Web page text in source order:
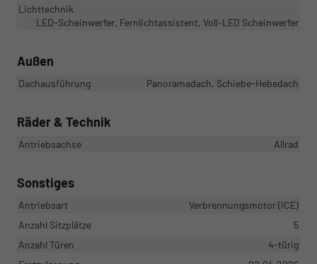
Lichttechnik
LED-Scheinwerfer, Fernlichtassistent, Voll-LED Scheinwerfer
Außen
Dachausführung Panoramadach, Schiebe-Hebedach
Räder & Technik
Antriebsachse Allrad
Sonstiges
Antriebsart
Verbrennungsmotor (ICE)
Anzahl Sitzplätze
5
Anzahl Türen
4-türig